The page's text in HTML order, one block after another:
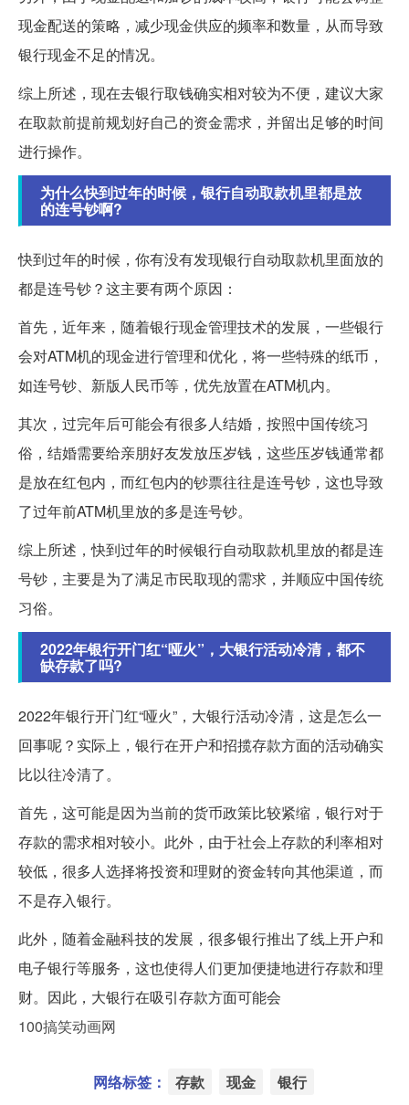
现金配送的策略，减少现金供应的频率和数量，从而导致
银行现金不足的情况。
综上所述，现在去银行取钱确实相对较为不便，建议大家
在取款前提前规划好自己的资金需求，并留出足够的时间
进行操作。
为什么快到过年的时候，银行自动取款机里都是放
的连号钞啊?
快到过年的时候，你有没有发现银行自动取款机里面放的
都是连号钞？这主要有两个原因：
首先，近年来，随着银行现金管理技术的发展，一些银行
会对ATM机的现金进行管理和优化，将一些特殊的纸币，
如连号钞、新版人民币等，优先放置在ATM机内。
其次，过完年后可能会有很多人结婚，按照中国传统习
俗，结婚需要给亲朋好友发放压岁钱，这些压岁钱通常都
是放在红包内，而红包内的钞票往往是连号钞，这也导致
了过年前ATM机里放的多是连号钞。
综上所述，快到过年的时候银行自动取款机里放的都是连
号钞，主要是为了满足市民取现的需求，并顺应中国传统
习俗。
2022年银行开门红“哑火”，大银行活动冷清，都不
缺存款了吗?
2022年银行开门红“哑火”，大银行活动冷清，这是怎么一
回事呢？实际上，银行在开户和招揽存款方面的活动确实
比以往冷清了。
首先，这可能是因为当前的货币政策比较紧缩，银行对于
存款的需求相对较小。此外，由于社会上存款的利率相对
较低，很多人选择将投资和理财的资金转向其他渠道，而
不是存入银行。
此外，随着金融科技的发展，很多银行推出了线上开户和
电子银行等服务，这也使得人们更加便捷地进行存款和理
财。因此，大银行在吸引存款方面可能会
100搞笑动画网
网络标签： 存款 现金 银行